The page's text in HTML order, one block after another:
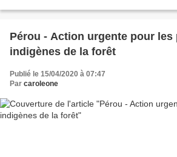
Pérou - Action urgente pour les
indigènes de la forêt
Publié le 15/04/2020 à 07:47
Par caroleone